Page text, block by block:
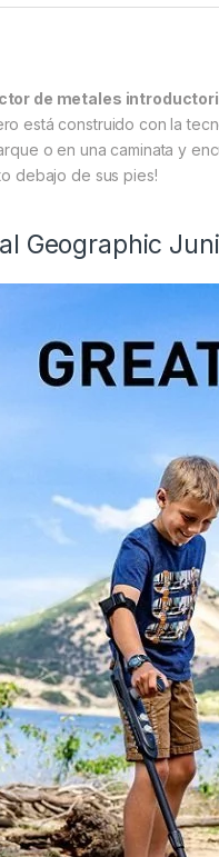
de metales
está construido con la
o en una caminata y
debajo de sus pies!
Geographic